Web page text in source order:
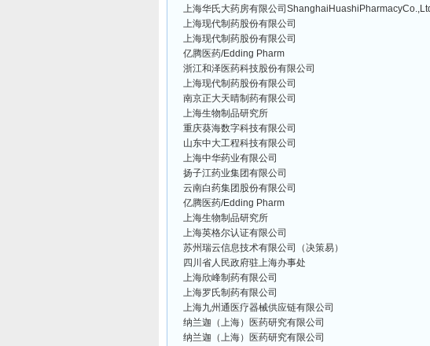
上海华氏大药房有限公司
上海现代制药股份有限公司
上海现代制药股份有限公司
亿腾医药/Edding Pharm
浙江和泽医药科技股份有限公司
上海现代制药股份有限公司
南京正大天晴制药有限公司
上海生物制品研究所
重庆葵海数字科技有限公司
山东中大工程科技有限公司
上海中华药业有限公司
扬子江药业集团有限公司
云南白药集团股份有限公司
亿腾医药/Edding Pharm
上海生物制品研究所
上海英格尔认证有限公司
苏州瑞云信息技术有限公司（决策易）
四川省人民政府驻上海办事处
上海欣峰制药有限公司
上海罗氏制药有限公司
上海九州通医疗器械供应链有限公司
纳兰迦（上海）医药研究有限公司
纳兰迦（上海）医药研究有限公司